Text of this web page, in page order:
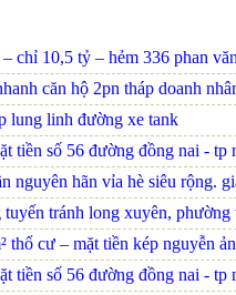
– chỉ 10,5 tỷ – hẻm 336 phan
căn hộ 2pn tháp doanh
lung linh đường xe tank
tiền số 56 đường đồng nai - tp
nguyên hãn vỉa hè siêu rộng.
tránh long xuyên, phường
thổ cư – mặt tiền kép nguyễn
tiền số 56 đường đồng nai - tp